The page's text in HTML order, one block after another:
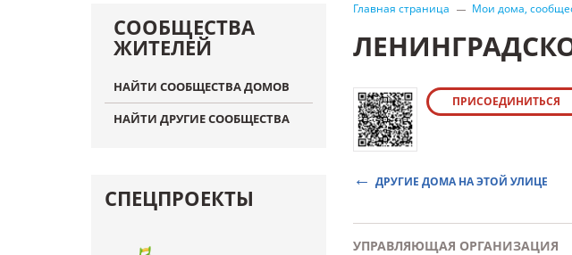
Главная страница Мои дома,
ПРИСОЕДИНИТЬСЯ
ДРУГИЕ ДОМА НА ЭТОЙ УЛИЦЕ
УПРАВЛЯЮЩАЯ ОРГАНИЗАЦИЯ
СООБЩЕСТВА
ЖИТЕЛЕЙ
НАЙТИ СООБЩЕСТВА ДОМОВ
НАЙТИ ДРУГИЕ СООБЩЕСТВА
СПЕЦПРОЕКТЫ